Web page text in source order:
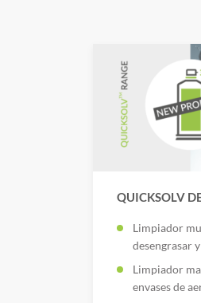
QUICKSOLV
Limpiador
desengrasar
Limpiador
envases de